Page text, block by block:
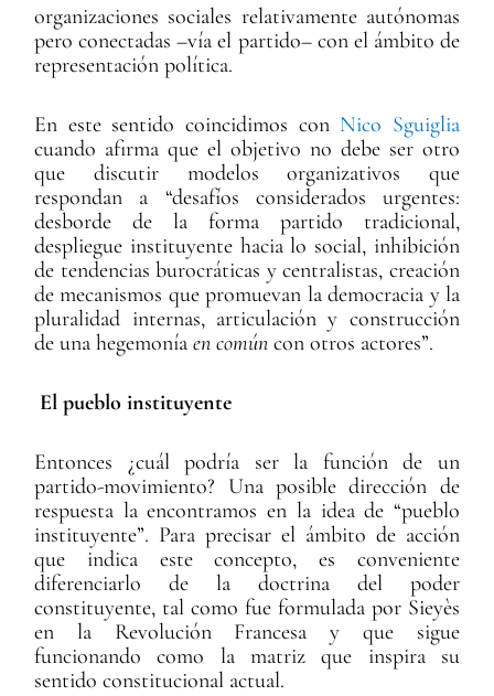
organizaciones sociales relativamente autónomas
pero conectadas –vía el partido– con el ámbito de
representación política.
En este sentido coincidimos con Nico Sguiglia
cuando afirma que el objetivo no debe ser otro
que discutir modelos organizativos que
respondan a “desafíos considerados urgentes:
desborde de la forma partido tradicional,
despliegue instituyente hacia lo social, inhibición
de tendencias burocráticas y centralistas, creación
de mecanismos que promuevan la democracia y la
pluralidad internas, articulación y construcción
de una hegemoníaen común con otros actores”.
El pueblo instituyente
Entonces ¿cuál podría ser la función de un
partido-movimiento? Una posible dirección de
respuesta la encontramos en la idea de “pueblo
instituyente”. Para precisar el ámbito de acción
que indica este concepto, es conveniente
diferenciarlo de la doctrina del poder
constituyente, tal como fue formulada por Sieyès
en la Revolución Francesa y que sigue
funcionando como la matriz que inspira su
sentido constitucional actual.